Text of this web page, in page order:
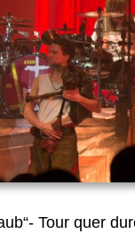
Tour quer